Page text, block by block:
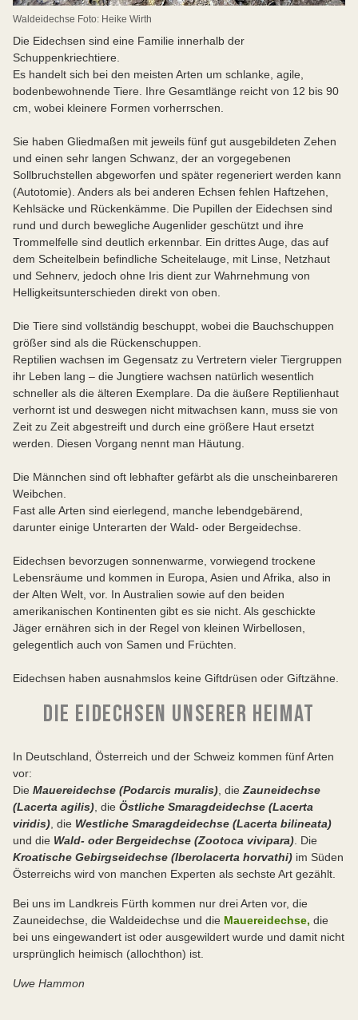
Waldeidechse Foto: Heike Wirth
Die Eidechsen sind eine Familie innerhalb der
Schuppenkriechtiere.
Es handelt sich bei den meisten Arten um schlanke, agile,
bodenbewohnende Tiere. Ihre Gesamtlänge reicht von 12 bis 90
cm, wobei kleinere Formen vorherrschen.
Sie haben Gliedmaßen mit jeweils fünf gut ausgebildeten Zehen
und einen sehr langen Schwanz, der an vorgegebenen
Sollbruchstellen abgeworfen und später regeneriert werden kann
(Autotomie). Anders als bei anderen Echsen fehlen Haftzehen,
Kehlsäcke und Rückenkämme. Die Pupillen der Eidechsen sind
rund und durch bewegliche Augenlider geschützt und ihre
Trommelfelle sind deutlich erkennbar. Ein drittes Auge, das auf
dem Scheitelbein befindliche Scheitelauge, mit Linse, Netzhaut
und Sehnerv, jedoch ohne Iris dient zur Wahrnehmung von
Helligkeitsunterschieden direkt von oben.
Die Tiere sind vollständig beschuppt, wobei die Bauchschuppen
größer sind als die Rückenschuppen.
Reptilien wachsen im Gegensatz zu Vertretern vieler Tiergruppen
ihr Leben lang – die Jungtiere wachsen natürlich wesentlich
schneller als die älteren Exemplare. Da die äußere Reptilienhaut
verhornt ist und deswegen nicht mitwachsen kann, muss sie von
Zeit zu Zeit abgestreift und durch eine größere Haut ersetzt
werden. Diesen Vorgang nennt man Häutung.
Die Männchen sind oft lebhafter gefärbt als die unscheinbareren
Weibchen.
Fast alle Arten sind eierlegend, manche lebendgebärend,
darunter einige Unterarten der Wald- oder Bergeidechse.
Eidechsen bevorzugen sonnenwarme, vorwiegend trockene
Lebensräume und kommen in Europa, Asien und Afrika, also in
der Alten Welt, vor. In Australien sowie auf den beiden
amerikanischen Kontinenten gibt es sie nicht. Als geschickte
Jäger ernähren sich in der Regel von kleinen Wirbellosen,
gelegentlich auch von Samen und Früchten.
Eidechsen haben ausnahmslos keine Giftdrüsen oder Giftzähne.
DIE EIDECHSEN UNSERER HEIMAT
In Deutschland, Österreich und der Schweiz kommen fünf Arten
vor:
Die Mauereidechse (Podarcis muralis), dieZauneidechse
(Lacerta agilis), die Östliche Smaragdeidechse (Lacerta
viridis), die Westliche Smaragdeidechse (Lacerta bilineata)
und die Wald- oder Bergeidechse (Zootoca vivipara). Die
Kroatische Gebirgseidechse (Iberolacerta horvathi) im Süden
Österreichs wird von manchen Experten als sechste Art gezählt.
Bei uns im Landkreis Fürth kommen nur drei Arten vor, die
Zauneidechse, die Waldeidechse und die Mauereidechse, die
bei uns eingewandert ist oder ausgewildert wurde und damit nicht
ursprünglich heimisch (allochthon) ist.
Uwe Hammon